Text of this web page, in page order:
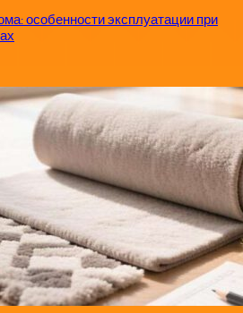
особенности эксплуатации при